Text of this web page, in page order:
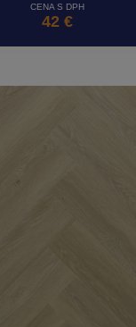
je k dispozícii tento
CENA S DPH
42 €